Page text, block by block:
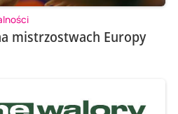
mistrzostwach Europy